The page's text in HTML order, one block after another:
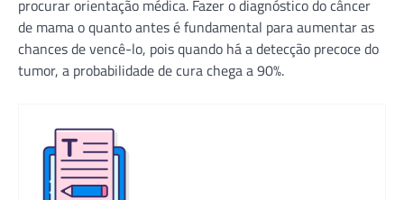
procurar orientação médica. Fazer o diagnóstico do câncer
de mama o quanto antes é fundamental para aumentar as
chances de vencê-lo, pois quando há a detecção precoce do
tumor, a probabilidade de cura chega a 90%.